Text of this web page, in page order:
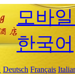
모바
한국어
Deutsch Français